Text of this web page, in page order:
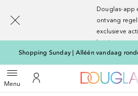
Douglas-app
ontvang
exclusieve
kortingen
Shopping Sunday | Alléén vandaag
MenuOpen menuNaar Mijn Account
Ga terug
Zoekopdracht uitvoeren
[navigation.slideout.screenreader]